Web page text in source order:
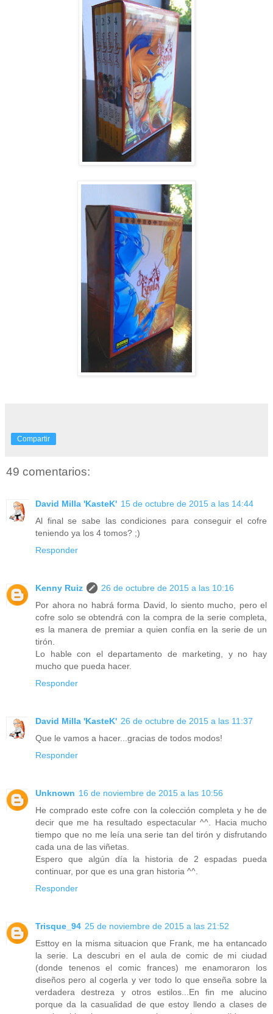
Compartir
49 comentarios:
David Milla 'KasteK' 15 de octubre de 2015 a las 14:44
Al final se sabe las condiciones para conseguir el cofre
teniendo ya los 4 tomos? ;)
Responder
Kenny Ruiz
26 de octubre de 2015 a las 10:16
Por ahora no habrá forma David, lo siento mucho, pero el
cofre solo se obtendrá con la compra de la serie completa,
es la manera de premiar a quien confía en la serie de un
tirón.
Lo hable con el departamento de marketing, y no hay
mucho que pueda hacer.
Responder
David Milla 'KasteK' 26 de octubre de 2015 a las 11:37
Que le vamos a hacer...gracias de todos modos!
Responder
Unknown 16 de noviembre de 2015 a las 10:56
He comprado este cofre con la colección completa y he de
decir que me ha resultado espectacular ^^. Hacia mucho
tiempo que no me leía una serie tan del tirón y disfrutando
cada una de las viñetas.
Espero que algún día la historia de 2 espadas pueda
continuar, por que es una gran historia ^^.
Responder
Trisque_94 25 de noviembre de 2015 a las 21:52
Esttoy en la misma situacion que Frank, me ha entancado
la serie. La descubri en el aula de comic de mi ciudad
(donde tenenos el comic frances) me enamoraron los
diseños pero al cogerla y ver todo lo que enseña sobre la
verdadera destreza y otros estilos...En fin me alucino
porque da la casualidad de que estoy llendo a clases de